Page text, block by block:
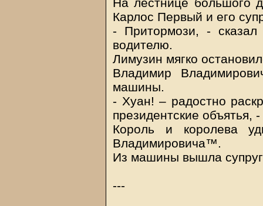
Карлос Первый и его
- Притормози, -
водителю.
Лимузин мягко
Владимир
машины.
- Хуан! – радостно
президентские объятья,
Король и королева
Владимировича™.
Из машины вышла
---